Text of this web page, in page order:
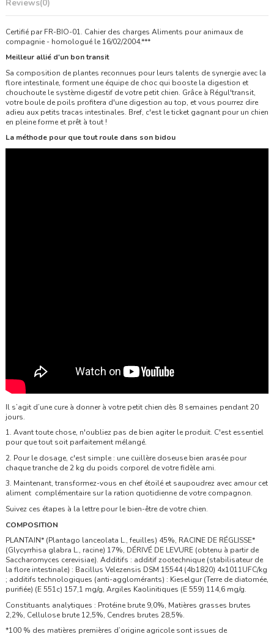
Reviews(0)
Certifié par FR-BIO-01. Cahier des charges Aliments pour animaux de
compagnie - homologué le 16/02/2004.***
Meilleur allié d'un bon transit
Sa composition de plantes reconnues pour leurs talents de synergie avec la
flore intestinale, forment une équipe de choc qui booste la digestion et
chouchoute le système digestif de votre petit chien. Grâce à Régul'transit,
votre boule de poils profitera d'une digestion au top, et vous pourrez dire
adieu aux petits tracas intestinales. Bref, c'est le ticket gagnant pour un chien
en pleine forme et prêt à tout !
La méthode pour que tout roule dans son bidou
Il s’agit d’une cure à donner à votre petit chien dès 8 semaines pendant 20
jours.
1. Avant toute chose, n'oubliez pas de bien agiter le produit. C'est essentiel
pour que tout soit parfaitement mélangé.
2. Pour le dosage, c'est simple : une cuillère doseuse bien arasée pour
chaque tranche de 2 kg du poids corporel de votre fidèle ami.
3. Maintenant, transformez-vous en chef étoilé et saupoudrez avec amour cet
aliment complémentaire sur la ration quotidienne de votre compagnon.
Suivez ces étapes à la lettre pour le bien-être de votre chien.
COMPOSITION
PLANTAIN* (Plantago lanceolata L., feuilles) 45%, RACINE DE RÉGLISSE*
(Glycyrrhisa glabra L., racine) 17%, DÉRIVÉ DE LEVURE (obtenu à partir de
Saccharomyces cerevisiae). Additifs : additif zootechnique (stabilisateur de
la flore intestinale) : Bacillus Velezensis DSM 15544 (4b1820) 4x1011UFC/kg
; additifs technologiques (anti-agglomérants) : Kieselgur (Terre de diatomée,
purifiée) (E 551c) 157,1 mg/g, Argiles Kaolinitiques (E 559) 114,6 mg/g.
Constituants analytiques : Protéine brute 9,0%, Matières grasses brutes
2,2%, Cellulose brute 12,5%, Cendres brutes 28,5%.
*100 % des matières premières d’origine agricole sont issues de